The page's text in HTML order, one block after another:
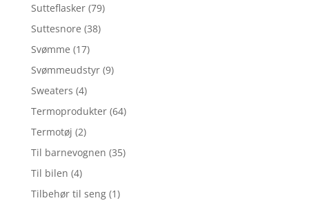
Sutteflasker (79)
Suttesnore (38)
Svømme (17)
Svømmeudstyr (9)
Sweaters (4)
Termoprodukter (64)
Termotøj (2)
Til barnevognen (35)
Til bilen (4)
Tilbehør til seng (1)